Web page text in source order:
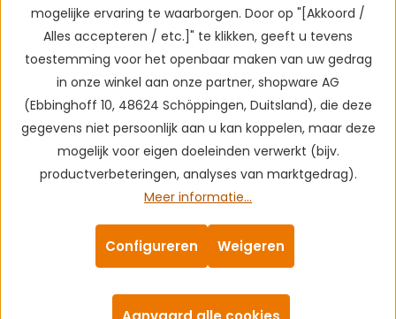
mogelijke ervaring te waarborgen. Door op "[Akkoord /
Alles accepteren / etc.]" te klikken, geeft u tevens
toestemming voor het openbaar maken van uw gedrag
in onze winkel aan onze partner, shopware AG
(Ebbinghoff 10, 48624 Schöppingen, Duitsland), die deze
gegevens niet persoonlijk aan u kan koppelen, maar deze
mogelijk voor eigen doeleinden verwerkt (bijv.
productverbeteringen, analyses van marktgedrag).
Meer informatie...
Weigeren
Configureren